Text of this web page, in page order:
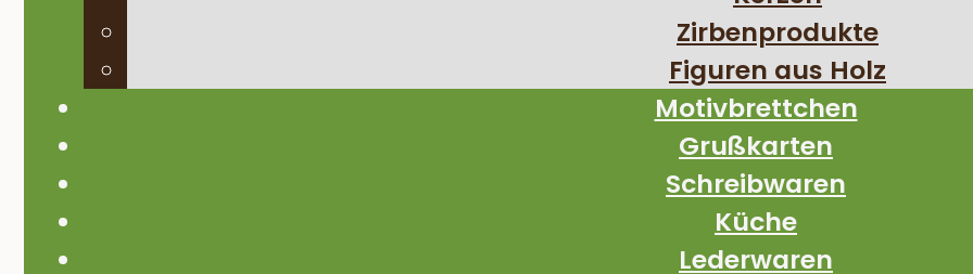
Zirbenprodukte
Figuren aus Holz
Motivbrettchen
Grußkarten
Schreibwaren
Küche
Lederwaren